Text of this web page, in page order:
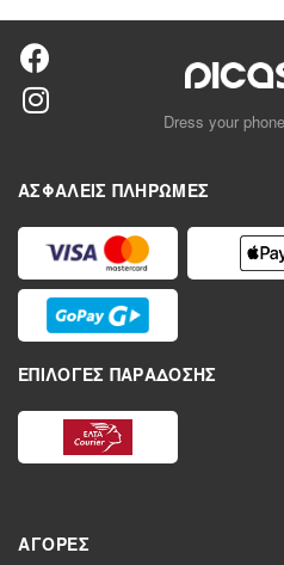
Dress your
ΑΣΦΑΛΕΊΣ ΠΛΗΡΩΜΈΣ
ΕΠΙΛΟΓΈΣ ΠΑΡΆΔΟΣΗΣ
ΑΓΟΡΈΣ